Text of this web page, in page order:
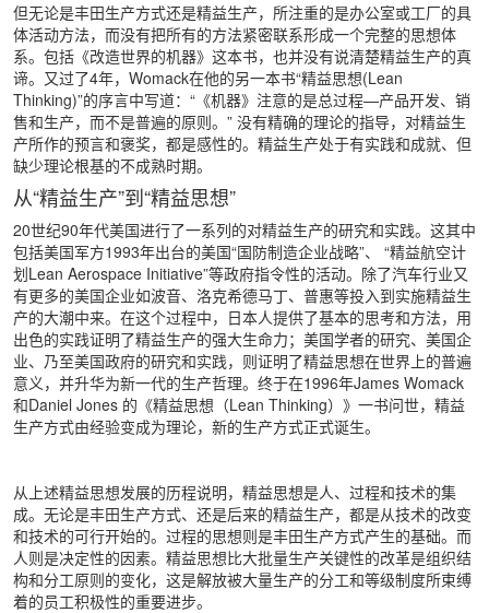
但无论是丰田生产方式还是精益生产，所注重的是办公室或工厂的具
体活动方法，而没有把所有的方法紧密联系形成一个完整的思想体
系。包括《改造世界的机器》这本书，也并没有说清楚精益生产的真
谛。又过了4年，Womack在他的另一本书“精益思想(Lean
Thinking)”的序言中写道：“《机器》注意的是总过程—产品开发、销
售和生产，而不是普遍的原则。” 没有精确的理论的指导，对精益生
产所作的预言和褒奖，都是感性的。精益生产处于有实践和成就、但
缺少理论根基的不成熟时期。
从“精益生产”到“精益思想”
20世纪90年代美国进行了一系列的对精益生产的研究和实践。这其中
包括美国军方1993年出台的美国“国防制造企业战略”、 “精益航空计
划Lean Aerospace Initiative”等政府指令性的活动。除了汽车行业又
有更多的美国企业如波音、洛克希德马丁、普惠等投入到实施精益生
产的大潮中来。在这个过程中，日本人提供了基本的思考和方法，用
出色的实践证明了精益生产的强大生命力；美国学者的研究、美国企
业、乃至美国政府的研究和实践，则证明了精益思想在世界上的普遍
意义，并升华为新一代的生产哲理。终于在1996年James Womack
和Daniel Jones 的《精益思想（Lean Thinking）》一书问世，精益
生产方式由经验变成为理论，新的生产方式正式诞生。
从上述精益思想发展的历程说明，精益思想是人、过程和技术的集
成。无论是丰田生产方式、还是后来的精益生产，都是从技术的改变
和技术的可行开始的。过程的思想则是丰田生产方式产生的基础。而
人则是决定性的因素。精益思想比大批量生产关键性的改革是组织结
构和分工原则的变化，这是解放被大量生产的分工和等级制度所束缚
着的员工积极性的重要进步。